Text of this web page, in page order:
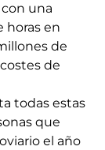
una
horas en
de
de
todas estas
que
el año